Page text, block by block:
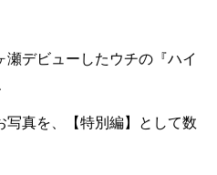
デビューしたウチの『ハイ
真を、【特別編】として数